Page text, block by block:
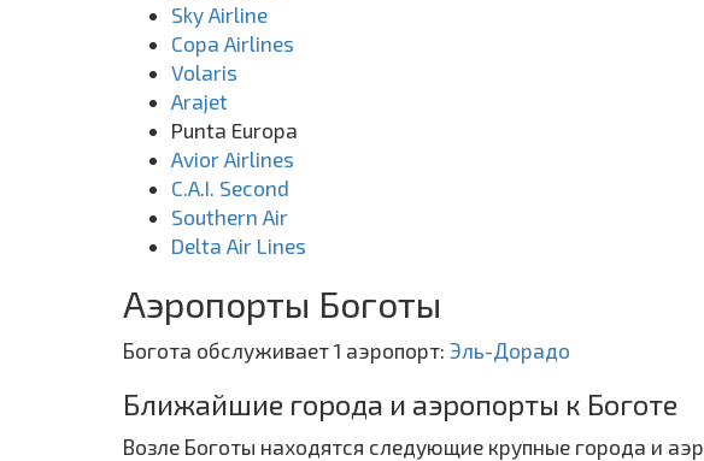
Sky Airline
Copa Airlines
Volaris
Arajet
Punta Europa
Avior Airlines
C.A.I. Second
Southern Air
Delta Air Lines
Аэропорты Боготы
Богота обслуживает 1 аэропорт: Эль-Дорадо
Ближайшие города и аэропорты к Боготе
Возле Боготы находятся следующие крупные города и